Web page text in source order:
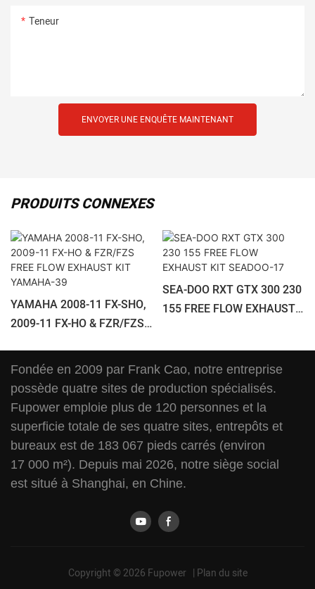
Teneur
ENVOYER UNE ENQUÊTE MAINTENANT
PRODUITS CONNEXES
YAMAHA 2008-11 FX-SHO,
2009-11 FX-HO & FZR/FZS
YAMAHA-39
SEA-DOO RXT GTX 300 230
155 FREE FLOW EXHAUST
Fondée en 2009 par Frank Cao, notre entreprise
possède quatre sites de production spécialisés.
Fupower emploie plus de 120 personnes et la
superficie totale de ses quatre sites, entrepôts et
bureaux est de 183 067 pieds carrés (environ
17 000 m²). Depuis mai 2026, notre siège social
est situé à Shanghai, en Chine.
Copyright © 2026 Fupower | Plan du site